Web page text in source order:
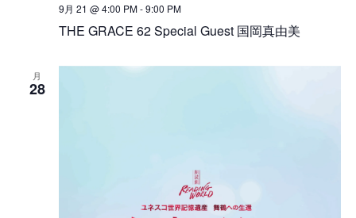
THE GRACE 62 Special Guest 国岡真由美
9月 21 @ 4:00 PM-9:00 PM
月
28